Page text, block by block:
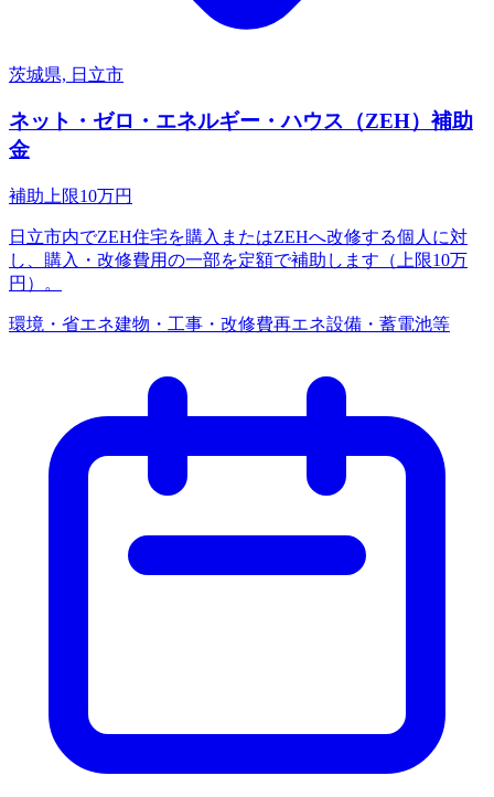
茨城県, 日立市
ネット・ゼロ・エネルギー・ハウス（ZEH）補助
金
補助上限10万円
日立市内でZEH住宅を購入またはZEHへ改修する個人に対
し、購入・改修費用の一部を定額で補助します（上限10万
円）。
環境・省エネ建物・工事・改修費再エネ設備・蓄電池等